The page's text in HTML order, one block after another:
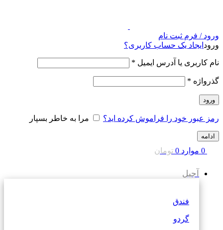
ورود / فرم ثبت نام
ورود ایجاد یک حساب کاربری؟
نام کاربری یا آدرس ایمیل *
گذرواژه *
ورود
رمز عبور خود را فراموش کرده اید؟ مرا به خاطر بسپار
ادامه
0 موارد 0 تومان
آجیل
فندق
گردو